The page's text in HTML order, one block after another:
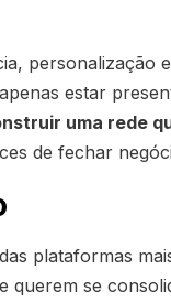
personalização
estar
uma rede
de fechar
plataformas
querem se